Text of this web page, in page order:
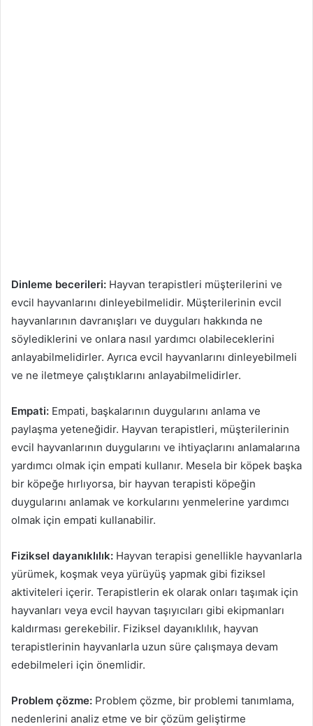
Dinleme becerileri: Hayvan terapistleri müşterilerini ve
evcil hayvanlarını dinleyebilmelidir. Müşterilerinin evcil
hayvanlarının davranışları ve duyguları hakkında ne
söylediklerini ve onlara nasıl yardımcı olabileceklerini
anlayabilmelidirler. Ayrıca evcil hayvanlarını dinleyebilmeli
ve ne iletmeye çalıştıklarını anlayabilmelidirler.
Empati: Empati, başkalarının duygularını anlama ve
paylaşma yeteneğidir. Hayvan terapistleri, müşterilerinin
evcil hayvanlarının duygularını ve ihtiyaçlarını anlamalarına
yardımcı olmak için empati kullanır. Mesela bir köpek başka
bir köpeğe hırlıyorsa, bir hayvan terapisti köpeğin
duygularını anlamak ve korkularını yenmelerine yardımcı
olmak için empati kullanabilir.
Fiziksel dayanıklılık: Hayvan terapisi genellikle hayvanlarla
yürümek, koşmak veya yürüyüş yapmak gibi fiziksel
aktiviteleri içerir. Terapistlerin ek olarak onları taşımak için
hayvanları veya evcil hayvan taşıyıcıları gibi ekipmanları
kaldırması gerekebilir. Fiziksel dayanıklılık, hayvan
terapistlerinin hayvanlarla uzun süre çalışmaya devam
edebilmeleri için önemlidir.
Problem çözme: Problem çözme, bir problemi tanımlama,
nedenlerini analiz etme ve bir çözüm geliştirme